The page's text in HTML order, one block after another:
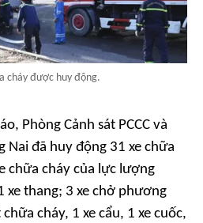
cháy được huy động.
Phòng Cảnh sát PCCC và
Nai đã huy động 31 xe chữa
chữa cháy của lực lượng
xe thang; 3 xe chở phương
cháy, 1 xe cẩu, 1 xe cuốc,